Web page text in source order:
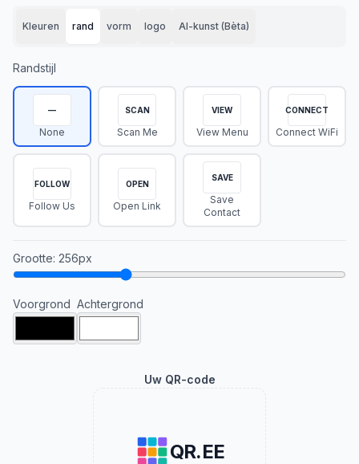
Kleuren rand vorm logo AI-kunst (Bèta)
Randstijl
—
None
SCAN
Scan Me
VIEW
View Menu
CONNECT
Connect WiFi
FOLLOW
Follow Us
OPEN
Open Link
SAVE
Save
Contact
Grootte: 256px
Voorgrond Achtergrond
Uw QR-code
QR.EE